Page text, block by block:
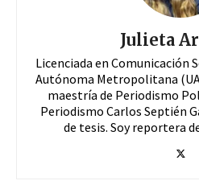
Julieta
Licenciada en Comunicación
Autónoma Metropolitana
maestría de Periodismo
Periodismo Carlos Septién
de tesis. Soy reportera